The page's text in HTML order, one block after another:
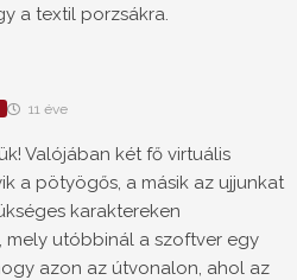
a textil porzsákra.
11 éve
Valójában két fő virtuális
a pötyögős, a másik az ujjunkat
karaktereken
mely utóbbinál a szoftver egy
azon az útvonalon, ahol az